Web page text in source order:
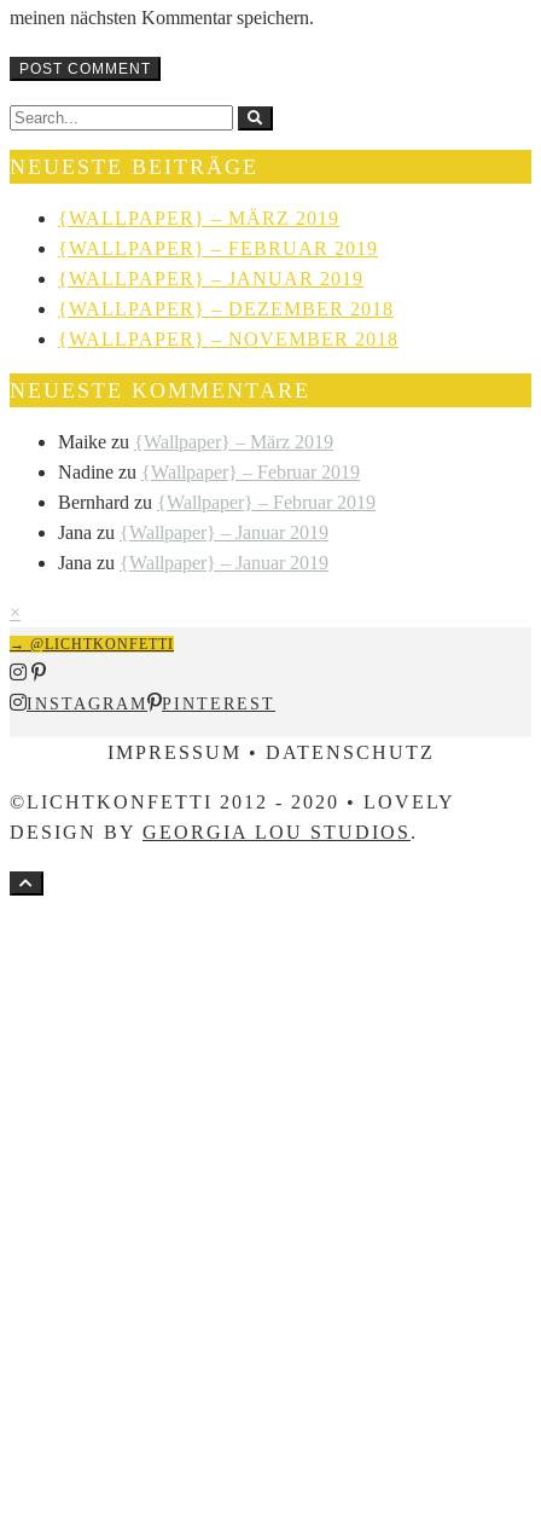
meinen nächsten Kommentar speichern.
NEUESTE BEITRÄGE
{WALLPAPER} – MÄRZ 2019
{WALLPAPER} – FEBRUAR 2019
{WALLPAPER} – JANUAR 2019
{WALLPAPER} – DEZEMBER 2018
{WALLPAPER} – NOVEMBER 2018
NEUESTE KOMMENTARE
Maike zu {Wallpaper} – März 2019
Nadine zu {Wallpaper} – Februar 2019
Bernhard zu {Wallpaper} – Februar 2019
Jana zu {Wallpaper} – Januar 2019
Jana zu {Wallpaper} – Januar 2019
×
→ @LICHTKONFETTI
INSTAGRAM PINTEREST
IMPRESSUM • DATENSCHUTZ
©LICHTKONFETTI 2012 - 2020 • LOVELY
DESIGN BY GEORGIA LOU STUDIOS .